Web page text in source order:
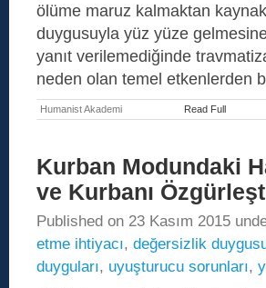
ölüme maruz kalmaktan
duygusuyla yüz yüze
yanıt verilemediğinde
neden olan temel etkenlerden
Humanist Akademi Read Full
Kurban Modundaki
ve Kurbanı
Published on 23 Kasım 2015
etme ihtiyacı, değersizlik
duyguları, uyuşturucu sorunları,